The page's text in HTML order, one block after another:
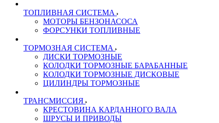
ТОПЛИВНАЯ СИСТЕМА
МОТОРЫ БЕНЗОНАСОСА
ФОРСУНКИ ТОПЛИВНЫЕ
ТОРМОЗНАЯ СИСТЕМА
ДИСКИ ТОРМОЗНЫЕ
КОЛОДКИ ТОРМОЗНЫЕ БАРАБАННЫЕ
КОЛОДКИ ТОРМОЗНЫЕ ДИСКОВЫЕ
ЦИЛИНДРЫ ТОРМОЗНЫЕ
ТРАНСМИССИЯ
КРЕСТОВИНА КАРДАННОГО ВАЛА
ШРУСЫ И ПРИВОДЫ